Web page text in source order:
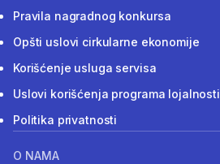
Pravila nagradnog konkursa
Opšti uslovi cirkularne ekonomije
Korišćenje usluga servisa
Uslovi korišćenja programa lojalnosti
Politika privatnosti
O NAMA